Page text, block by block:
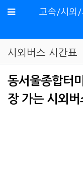
메뉴
고속/시외/
시외버스 시간표
동서울종합터
장 가는 시외